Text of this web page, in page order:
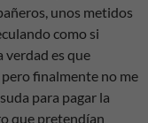
unos metidos
como si
verdad es que
finalmente no me
para pagar la
que pretendían